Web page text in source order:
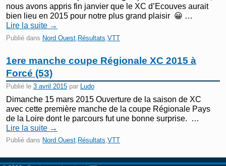
nous avons appris fin janvier que le XC d’Ecouves aurait
bien lieu en 2015 pour notre plus grand plaisir 😀 …
Lire la suite →
Publié dans Nord Ouest, Résultats,VTT
1ere manche coupe Régionale XC 2015 à
Forcé (53)
Publié le 3 avril 2015 par Ludo
Dimanche 15 mars 2015 Ouverture de la saison de XC
avec cette première manche de la coupe Régionale Pays
de la Loire dont le parcours fut une bonne surprise. …
Lire la suite →
Publié dans Nord Ouest, Résultats,VTT